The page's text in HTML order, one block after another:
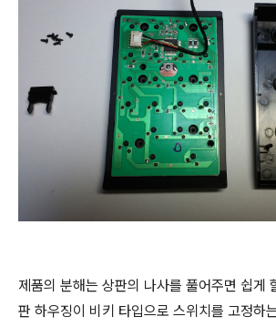
제품의 분해는 상판의 나사를 풀어주면 쉽게
판 하우징이 비키 타입으로 스위치를 고정하